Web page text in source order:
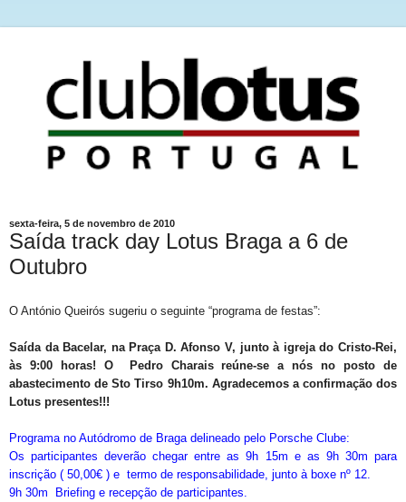
sexta-feira, 5 de novembro de 2010
Saída track day Lotus Braga a 6 de
Outubro
O António Queirós sugeriu o seguinte “programa de festas”:
Saída da Bacelar, na Praça D. Afonso V, junto à igreja do Cristo-Rei,
às 9:00 horas! O Pedro Charais reúne-se a nós no posto de
abastecimento de Sto Tirso 9h10m. Agradecemos a confirmação dos
Lotus presentes!!!
Programa no Autódromo de Braga delineado pelo Porsche Clube:
Os participantes deverão chegar entre as 9h 15m e as 9h 30m para
inscrição ( 50,00€ ) e termo de responsabilidade, junto à boxe nº 12.
9h 30m Briefing e recepção de participantes.